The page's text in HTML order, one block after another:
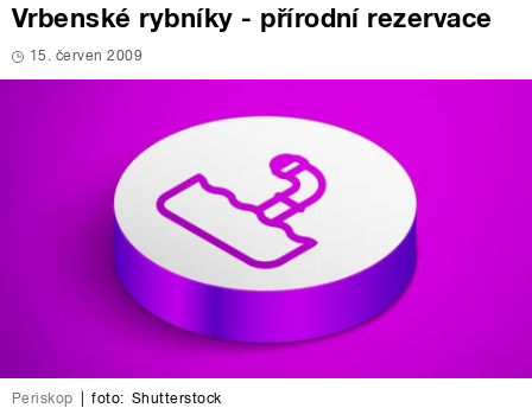
Vrbenské rybníky - přírodní rezervace
15. červen 2009
Periskop foto: Shutterstock